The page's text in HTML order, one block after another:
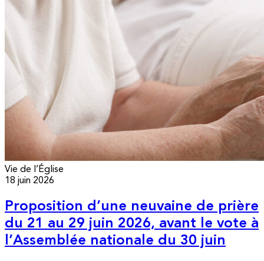
Vie de l’Église
18 juin 2026
Proposition d’une neuvaine de prière
du 21 au 29 juin 2026, avant le vote à
l’Assemblée nationale du 30 juin